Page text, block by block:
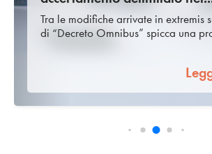
Tra le modifiche arrivate in extremis
di “Decreto Omnibus” spicca una